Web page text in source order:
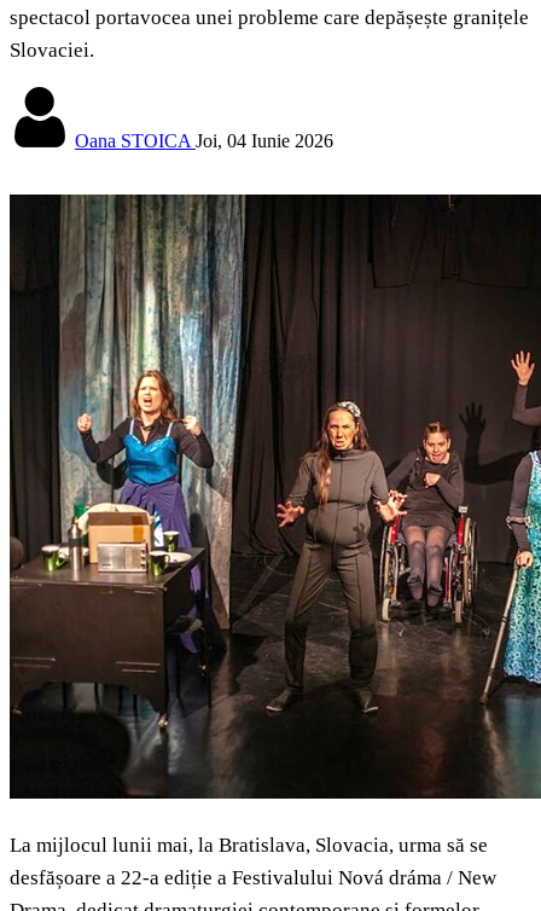
spectacol portavocea unei probleme care depășește granițele
Slovaciei.
Oana STOICA Joi, 04 Iunie 2026
La mijlocul lunii mai, la Bratislava, Slovacia, urma să se
desfășoare a 22-a ediție a Festivalului Nová dráma / New